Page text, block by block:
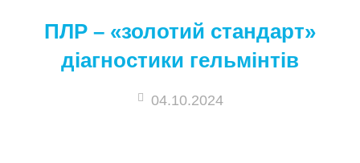
ПЛР – «золотий стандарт»
діагностики гельмінтів
04.10.2024